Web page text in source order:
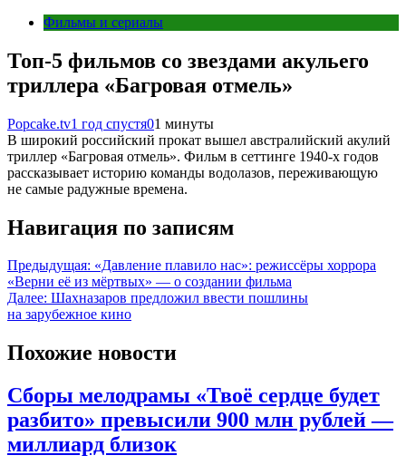
Фильмы и сериалы
Топ-5 фильмов со звездами акульего
триллера «Багровая отмель»
Popcake.tv1 год спустя01 минуты
В широкий российский прокат вышел австралийский акулий
триллер «Багровая отмель». Фильм в сеттинге 1940-х годов
рассказывает историю команды водолазов, переживающую
не самые радужные времена.
Навигация по записям
Предыдущая: «Давление плавило нас»: режиссёры хоррора
«Верни её из мёртвых» — о создании фильма
Далее: Шахназаров предложил ввести пошлины
на зарубежное кино
Похожие новости
Сборы мелодрамы «Твоё сердце будет
разбито» превысили 900 млн рублей —
миллиард близок